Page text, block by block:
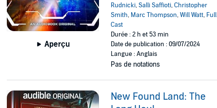
Aperçu
Rudnicki,Salli Saffioti,Christopher
Smith, Marc Thompson,Will Watt, Full
Cast
Durée : 2 h et 53 min
Date de publication : 09/07/2024
Langue : Anglais
Pas de notations
New Found Land: The